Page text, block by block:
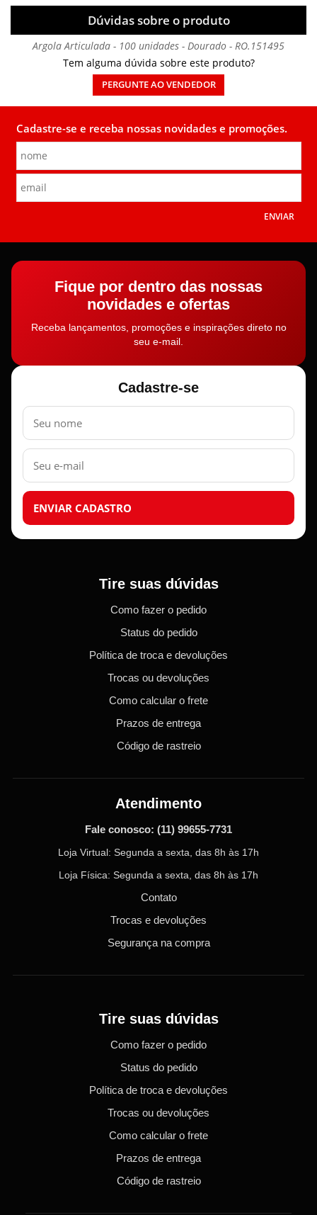
Dúvidas sobre o produto
Argola Articulada - 100 unidades - Dourado - RO.151495
Tem alguma dúvida sobre este produto?
PERGUNTE AO VENDEDOR
Cadastre-se e receba nossas novidades e promoções.
ENVIAR
Fique por dentro das nossas
novidades e ofertas
Receba lançamentos, promoções e inspirações direto no
seu e-mail.
Cadastre-se
Nome
E-
mail
ENVIAR CADASTRO
Tire suas dúvidas
Como fazer o pedido
Status do pedido
Política de troca e devoluções
Trocas ou devoluções
Como calcular o frete
Prazos de entrega
Código de rastreio
Atendimento
Fale conosco: (11) 99655-7731
Loja Virtual: Segunda a sexta, das 8h às 17h
Loja Física: Segunda a sexta, das 8h às 17h
Contato
Trocas e devoluções
Segurança na compra
Tire suas dúvidas
Como fazer o pedido
Status do pedido
Política de troca e devoluções
Trocas ou devoluções
Como calcular o frete
Prazos de entrega
Código de rastreio